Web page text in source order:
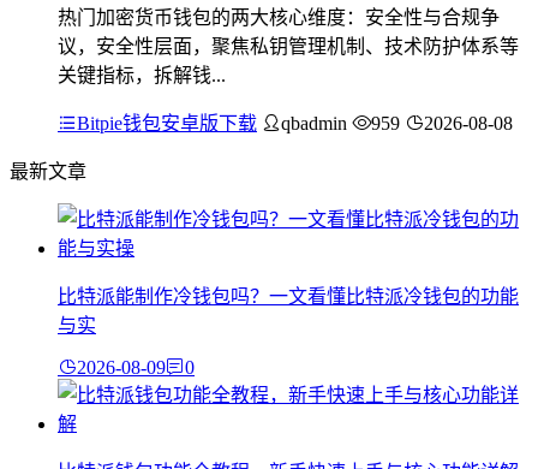
热门加密货币钱包的两大核心维度：安全性与合规争
议，安全性层面，聚焦私钥管理机制、技术防护体系等
关键指标，拆解钱...
Bitpie钱包安卓版下载 qbadmin 959 2026-08-08
最新文章
比特派能制作冷钱包吗？一文看懂比特派冷钱包的功能
与实
2026-08-09 0